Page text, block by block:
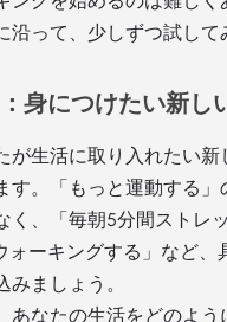
沿って、少しずつ試して
身につけたい新し
が生活に取り入れたい
す。「もっと運動する」
く、「毎朝5分間ストレ
ォーキングする」など、
みましょう。
あなたの生活をどのよう